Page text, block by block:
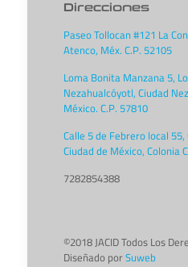
Direcciones
Paseo Tollocan #121 La
Atenco, Méx. C.P. 52105
Loma Bonita Manzana 5,
Nezahualcóyotl, Ciudad
México. C.P. 57810
Calle 5 de Febrero local
Ciudad de México, Colonia
7282854388
©2018 JACID Todos Los
Diseñado porSuweb